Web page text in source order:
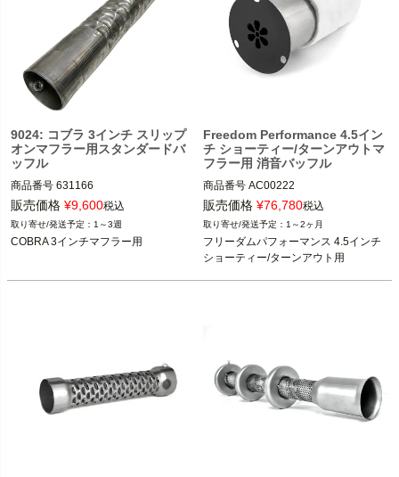
9024: コブラ 3インチ スリップ
オンマフラー用スタンダードバ
ッフル
商品番号 631166
MCS型番:915563
D型番:1861-0576
COBRA（コブラ）
販売価格 ¥9,600税込
1～3週
COBRA 3インチマフラー用
Freedom Performance 4.5イン
チ ショーティー/ターンアウトマ
フラー用 消音バッフル
商品番号 AC00222
販売価格 ¥76,780税込
1～2ヶ月
フリーダムパフォーマンス 4.5インチ
ショーティー/ターンアウト用